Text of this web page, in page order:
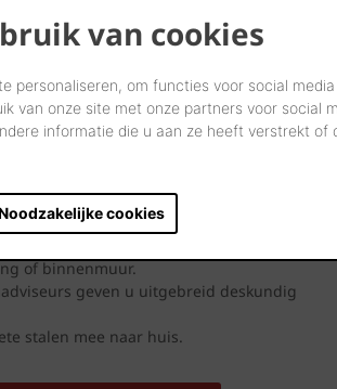
van cookies
personaliseren, om functies voor social
van onze site met onze partners voor social
informatie die u aan ze heeft verstrekt of
cookies
Droom. Kies.
u inspireren door onze innovatieve
of binnenmuur.
geven u uitgebreid deskundig
stalen mee naar huis.